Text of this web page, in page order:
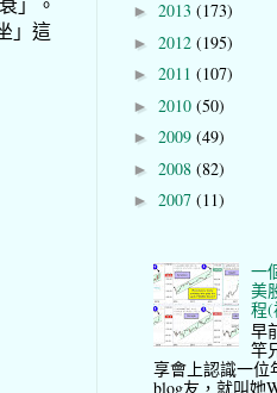
」這
► 2013 (173)
► 2012 (195)
► 2011 (107)
► 2010 (50)
► 2009 (49)
► 2008 (82)
► 2007 (11)
一
美
程(
早
竿
享會上認識一位
blog友，就叫她